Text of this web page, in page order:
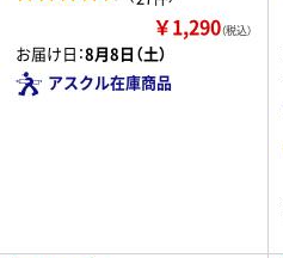
￥1,290（税込）
お届け日：8月8日（土）
アスクル在庫商品